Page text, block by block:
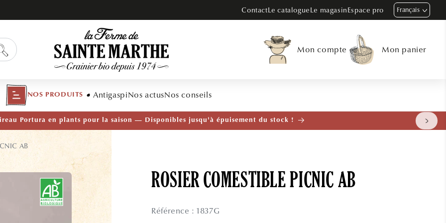
ContactLe catalogueLe magasinEspace pro Français
Mon compte Mon panier
NOS PRODUITS AntigaspiNos actusNos conseils
— Ail Rocambole AB · Lot de 10 bulbilles · En stock maintenant
AB
ROSIER COMESTIBLE PICNIC AB
Référence : 1837G